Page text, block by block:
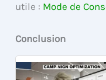
utile : Mode de
Conclusion